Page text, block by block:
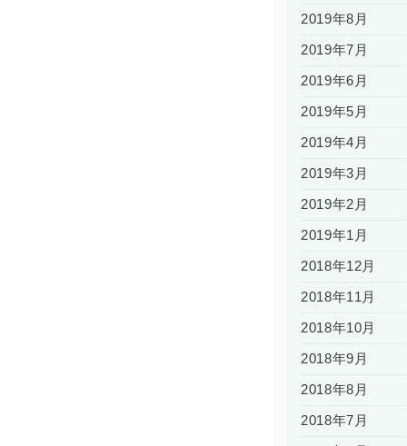
2019年8月
2019年7月
2019年6月
2019年5月
2019年4月
2019年3月
2019年2月
2019年1月
2018年12月
2018年11月
2018年10月
2018年9月
2018年8月
2018年7月